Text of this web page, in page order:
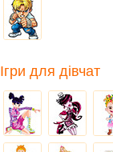
Ігри для дівчат